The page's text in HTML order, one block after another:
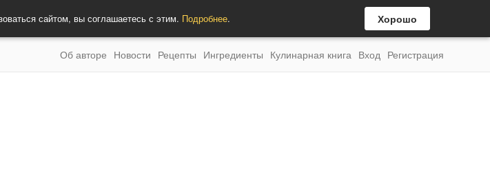
сайтом, вы соглашаетесь с этим. Подробнее. Хорошо
Об авторе Новости Рецепты Ингредиенты Кулинарная книга Вход Регистрация